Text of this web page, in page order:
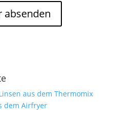
aus dem Thermomix
dem Airfryer